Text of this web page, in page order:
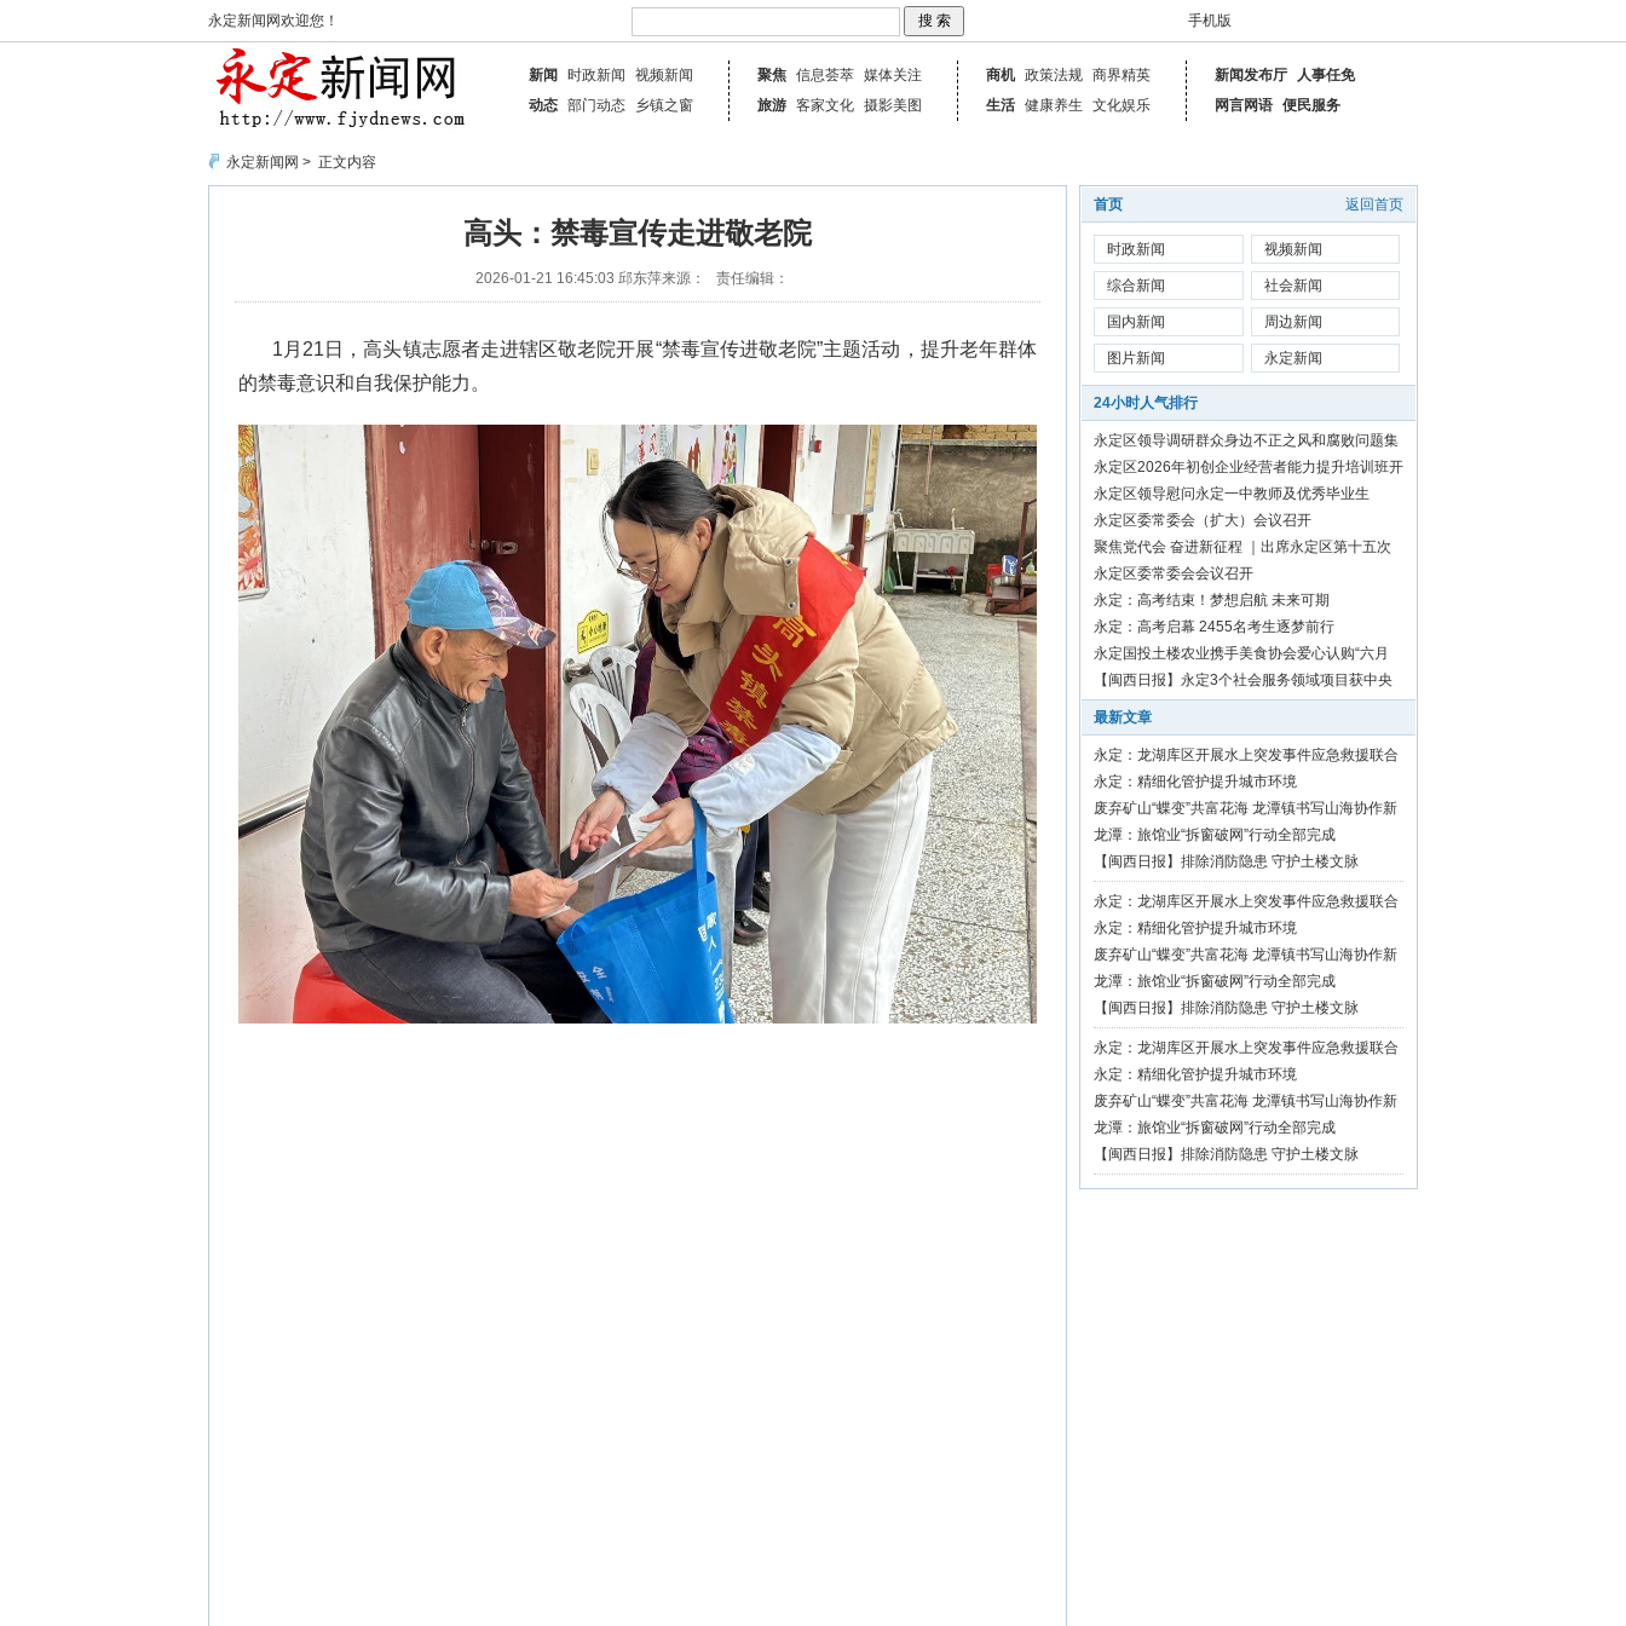
永定新闻网欢迎您！ 手机版
新闻 时政新闻
视频新闻
动态 部门动态 乡镇之窗
聚焦 信息荟萃 媒体关注
旅游 客家文化 摄影美图
商机 政策法规 商界精英
生活 健康养生 文化娱乐
新闻发布厅
人事任免
网言网语 便民服务
永定新闻网 > 正文内容
高头：禁毒宣传走进敬老院
2026-01-21 16:45:03 邱东萍来源： 责任编辑：
1月21日，高头镇志愿者走进辖区敬老院开展“禁毒宣传进敬老院”主题活动，提升老年群体
的禁毒意识和自我保护能力。
返回首页
首页
时政新闻 视频新闻
综合新闻 社会新闻
国内新闻 周边新闻
图片新闻 永定新闻
24小时人气排行
永定区领导调研群众身边不正之风和腐败问题集
中整治工作
永定区2026年初创企业经营者能力提升培训班开
始报名啦！
永定区领导慰问永定一中教师及优秀毕业生
永定区委常委会（扩大）会议召开
聚焦党代会 奋进新征程 ｜出席永定区第十五次
党代会代表向大会报到
永定区委常委会会议召开
永定：高考结束！梦想启航 未来可期
永定：高考启幕 2455名考生逐梦前行
永定国投土楼农业携手美食协会爱心认购“六月
红”芋1500斤
【闽西日报】永定3个社会服务领域项目获中央
资金补助
最新文章
永定：龙湖库区开展水上突发事件应急救援联合
演练
永定：精细化管护提升城市环境
废弃矿山“蝶变”共富花海 龙潭镇书写山海协作新
篇章
龙潭：旅馆业“拆窗破网”行动全部完成
【闽西日报】排除消防隐患 守护土楼文脉
永定：龙湖库区开展水上突发事件应急救援联合
演练
永定：精细化管护提升城市环境
废弃矿山“蝶变”共富花海 龙潭镇书写山海协作新
篇章
龙潭：旅馆业“拆窗破网”行动全部完成
【闽西日报】排除消防隐患 守护土楼文脉
永定：龙湖库区开展水上突发事件应急救援联合
演练
永定：精细化管护提升城市环境
废弃矿山“蝶变”共富花海 龙潭镇书写山海协作新
篇章
龙潭：旅馆业“拆窗破网”行动全部完成
【闽西日报】排除消防隐患 守护土楼文脉